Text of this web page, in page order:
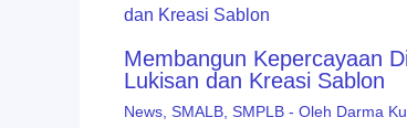
Membangun Kepercayaan
Lukisan dan Kreasi Sablon
News, SMALB, SMPLB - Oleh Darma